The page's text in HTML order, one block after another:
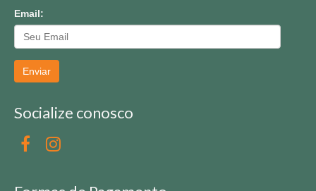
Email:
Enviar
Socialize conosco